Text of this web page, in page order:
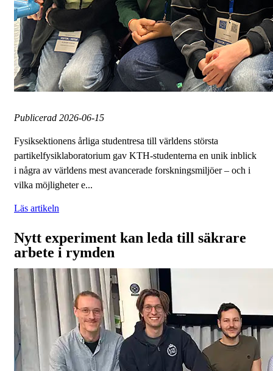
Publicerad 2026-06-15
Fysiksektionens årliga studentresa till världens största
partikelfysiklaboratorium gav KTH-studenterna en unik inblick
i några av världens mest avancerade forskningsmiljöer – och i
vilka möjligheter e...
Läs artikeln
Nytt experiment kan leda till säkrare
arbete i rymden